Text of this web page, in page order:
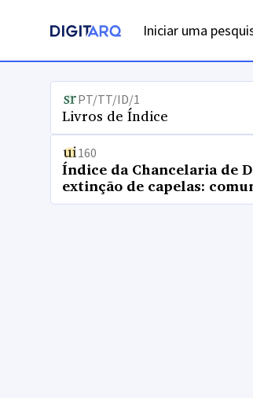
Iniciar uma
PT/TT/ID/1
Livros de Índice
160
Índice da Chancelaria de
extinção de capelas:
N a S